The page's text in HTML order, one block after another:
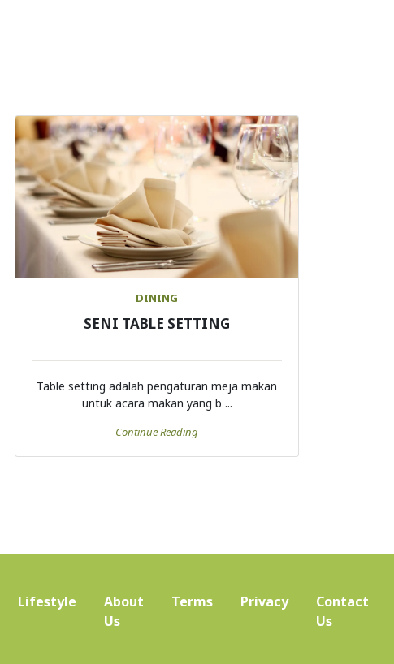
DINING
SENI TABLE SETTING
Table setting adalah pengaturan meja makan
untuk acara makan yang b ...
Continue Reading
Lifestyle
About
Us(current)
Terms Privacy
Contact
Us